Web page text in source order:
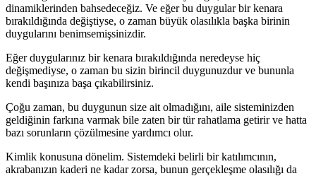
dinamiklerinden bahsedeceğiz. Ve eğer bu duygular bir kenara
bırakıldığında değiştiyse, o zaman büyük olasılıkla başka birinin
duygularını benimsemişsinizdir.
Eğer duygularınız bir kenara bırakıldığında neredeyse hiç
değişmediyse, o zaman bu sizin birincil duygunuzdur ve bununla
kendi başınıza başa çıkabilirsiniz.
Çoğu zaman, bu duygunun size ait olmadığını, aile sisteminizden
geldiğinin farkına varmak bile zaten bir tür rahatlama getirir ve hatta
bazı sorunların çözülmesine yardımcı olur.
Kimlik konusuna dönelim. Sistemdeki belirli bir katılımcının,
akrabanızın kaderi ne kadar zorsa, bunun gerçekleşme olasılığı da